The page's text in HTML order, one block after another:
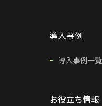
導入事例
導入事例一覧
お役立ち情報